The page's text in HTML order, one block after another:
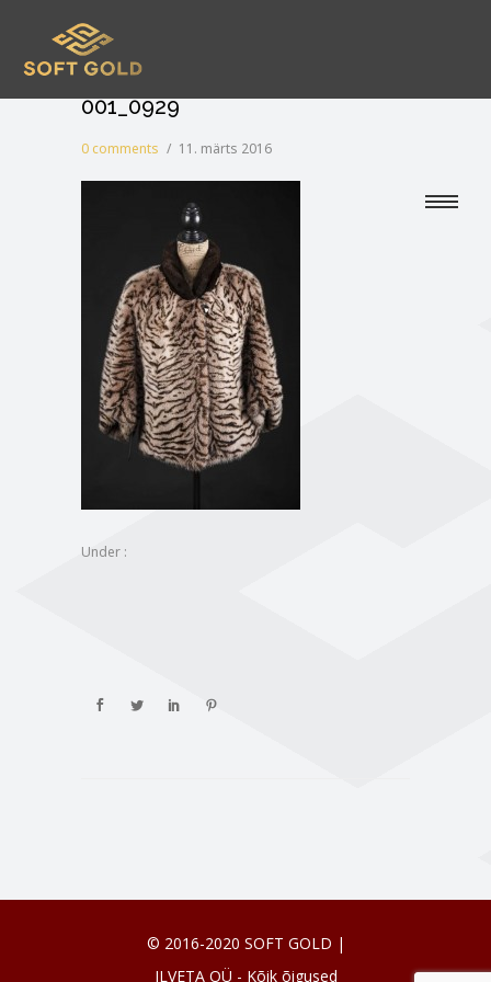
001_0929
0 comments / 11. märts 2016
Under :
© 2016-2020 SOFT GOLD |
ILVETA OÜ - Kõik õigused